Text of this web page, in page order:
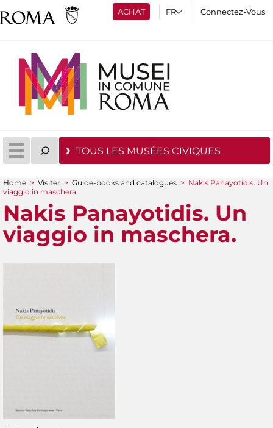
ACHAT Connectez-Vous
TOUS LES MUSÉES CIVIQUES
You are here
Home > Visiter > Guide-books and catalogues > Nakis Panayotidis. Un
viaggio in maschera.
Nakis Panayotidis. Un
viaggio in maschera.